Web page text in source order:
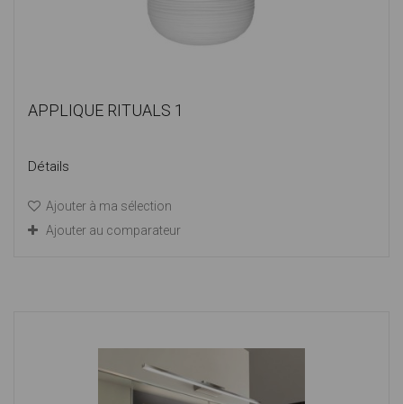
APPLIQUE RITUALS 1
Détails
Ajouter à ma sélection
Ajouter au comparateur